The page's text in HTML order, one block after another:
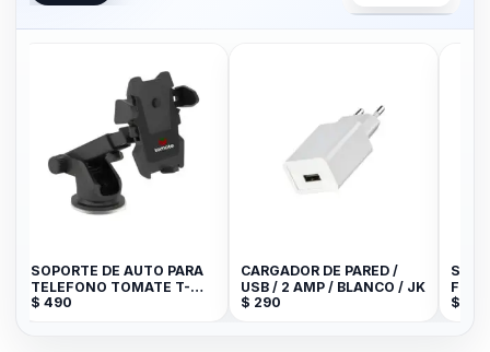
SOPORTE DE AUTO PARA
TELEFONO TOMATE T-
ST001
$ 490
CARGADOR DE PARED /
USB / 2 AMP / BLANCO / JK
$ 290
$